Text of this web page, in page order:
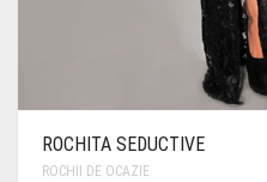
ROCHITA SEDUCTIVE
ROCHII DE OCAZIE